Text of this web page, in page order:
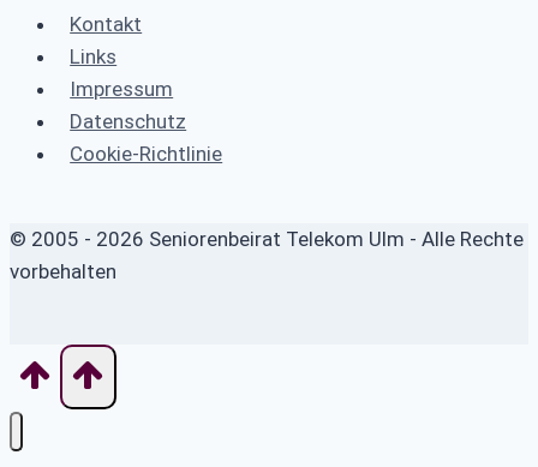
Kontakt
Links
Impressum
Datenschutz
Cookie-Richtlinie
© 2005 - 2026 Seniorenbeirat Telekom Ulm - Alle Rechte
vorbehalten